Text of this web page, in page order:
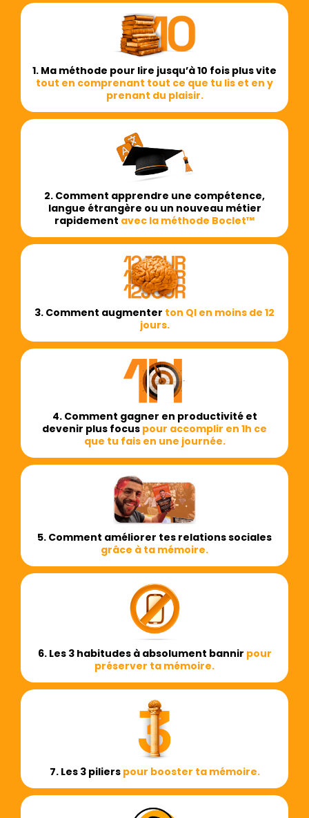
1. Ma méthode pour lire jusqu’à 10 fois plus vite
tout en comprenant tout ce que tu lis et en y
prenant du plaisir.
2. Comment apprendre une compétence,
langue étrangère ou un nouveau métier
rapidement avec la méthode Boclet™
3. Comment augmenter ton QI en moins de 12
jours.
4. Comment gagner en productivité et
devenir plus focus pour accomplir en 1h ce
que tu fais en une journée.
5. Comment améliorer tes relations sociales
grâce à ta mémoire.
6. Les 3 habitudes à absolument bannir pour
préserver ta mémoire.
7. Les 3 piliers pour booster ta mémoire.